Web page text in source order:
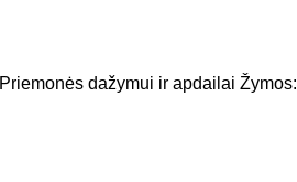
Priemonės dažymui ir apdailai Žymos: